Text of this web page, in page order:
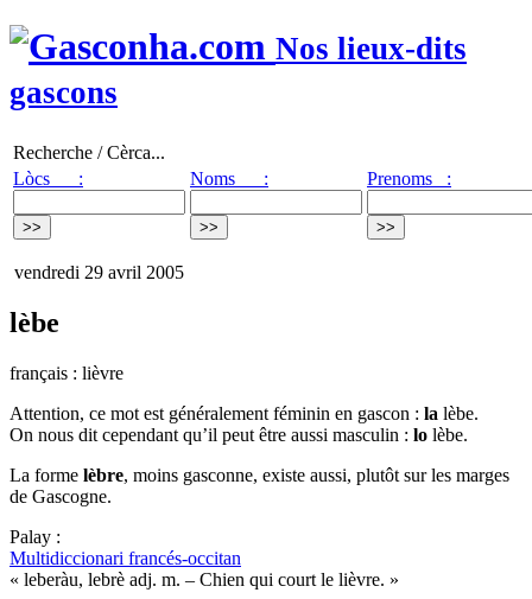
Nos lieux-dits
gascons
Recherche / Cèrca...
Lòcs :
Noms : Prenoms :
vendredi 29 avril 2005
lèbe
français : lièvre
Attention, ce mot est généralement féminin en gascon : la lèbe.
On nous dit cependant qu’il peut être aussi masculin : lo lèbe.
La forme lèbre, moins gasconne, existe aussi, plutôt sur les marges
de Gascogne.
Palay :
Multidiccionari francés-occitan
« leberàu, lebrè adj. m. – Chien qui court le lièvre. »